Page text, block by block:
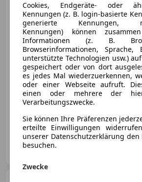
€ 19
09/2020 75 875 km Diesel
Privat
Cookies, Endgeräte- oder
Kennungen (z. B. login-basierte
generierte Kennungen,
Kennungen) können
Informationen (z. B.
Browserinformationen, Sprache,
unterstützte Technologien usw.)
gespeichert oder von dort
es jedes Mal wiederzuerkennen,
oder einer Webseite aufruft.
einen oder mehrere der
Verarbeitungszwecke.
Sie können Ihre Präferenzen
erteilte Einwilligungen
unserer Datenschutzerklärung den
besuchen.
Zwecke